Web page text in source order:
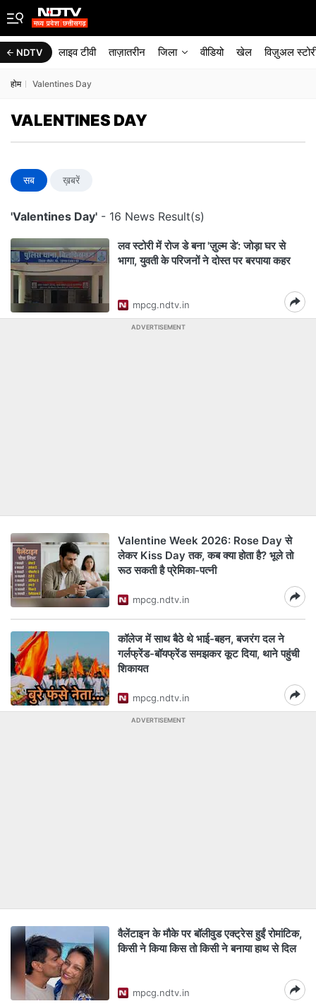
NDTV लाइव टीवी ताज़ातरीन जिला वीडियो खेल विज़ुअल
होम Valentines Day
VALENTINES DAY
सब ख़बरें
'Valentines Day' - 16 News Result(s)
लव स्‍टोरी में रोज डे बना 'ज़ुल्म डे’: जोड़ा घर से
भागा, युवती के पर‍िजनों ने दोस्‍त पर बरपाया कहर
mpcg.ndtv.in
ADVERTISEMENT
Valentine Week 2026: Rose Day से
लेकर Kiss Day तक, कब क्या होता है? भूले तो
रूठ सकती है प्रेमिका-पत्नी
mpcg.ndtv.in
कॉलेज में साथ बैठे थे भाई-बहन, बजरंग दल ने
गर्लफ्रेंड-बॉयफ्रेंड समझकर कूट दिया, थाने पहुंची
शिकायत
mpcg.ndtv.in
ADVERTISEMENT
वैलेंटाइन के मौके पर बॉलीवुड एक्ट्रेस हुईं रोमांटिक,
किसी ने किया किस तो किसी ने बनाया हाथ से दिल
mpcg.ndtv.in